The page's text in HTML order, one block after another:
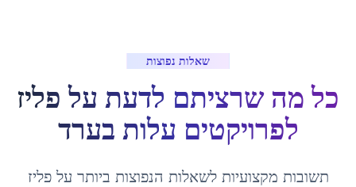
שאלות נפוצות
כל מה שרציתם לדעת על פליז
לפרויקטים עלות בערד
תשובות מקצועיות לשאלות הנפוצות ביותר עלפליז